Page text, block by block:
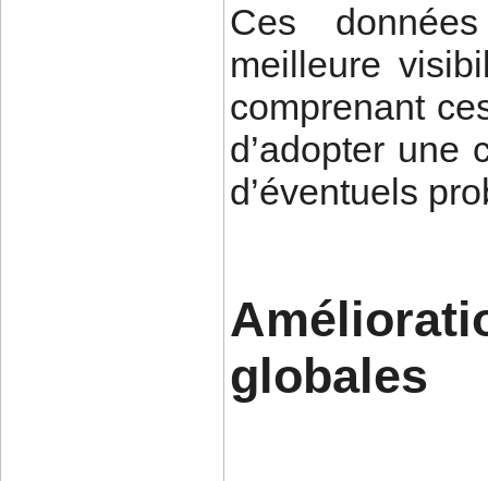
Ces
meilleure
comprenant
d’adopter une
d’éventuels
globales